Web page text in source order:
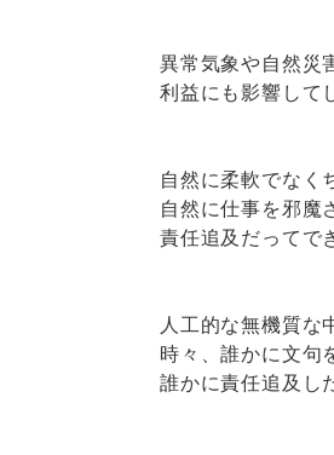
異常気象や自然災
利益にも影響して
自然に柔軟でなく
自然に仕事を邪魔
責任追及だってで
人工的な無機質な
時々、誰かに文句
誰かに責任追及し